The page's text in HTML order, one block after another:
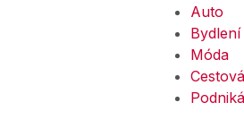
Auto
Bydlení
Móda